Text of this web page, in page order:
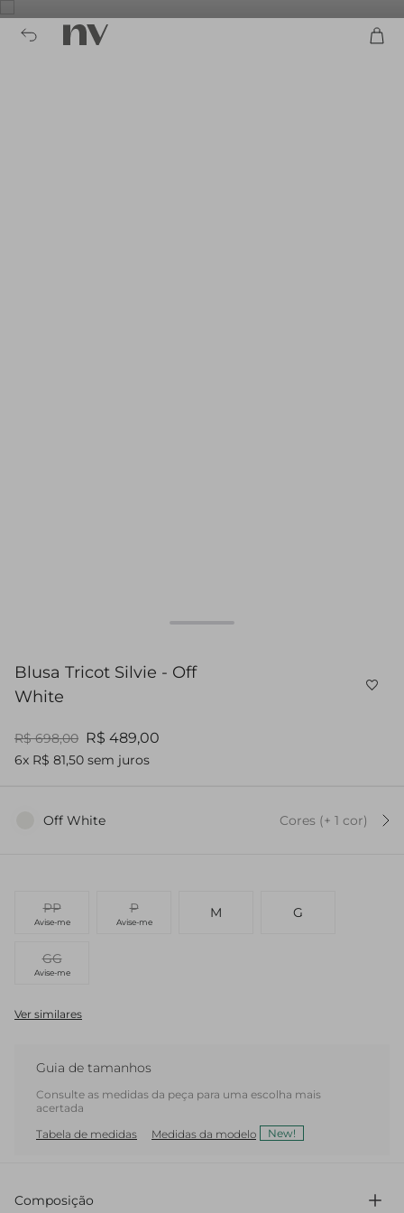
Blusa Tricot Silvie - Off
White
R$ 698,00 R$ 489,00
6x R$ 81,50 sem juros
Off White Cores (+ 1 cor)
PP
Avise-me
P
Avise-me
M G
GG
Avise-me
Ver similares
Guia de tamanhos
Consulte as medidas da peça para uma escolha mais
acertada
Tabela de medidas
Medidas da modelo New!
Composição